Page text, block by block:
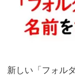
新しい「フォル